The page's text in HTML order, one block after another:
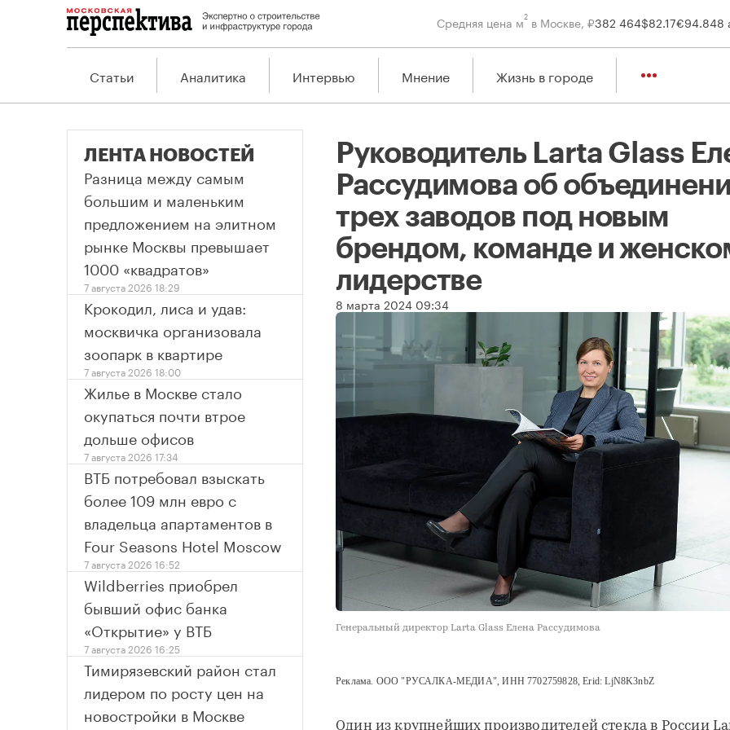
Средняя цена м2 в Москве, ₽382 464$82.17€94.848
Статьи Аналитика Интервью Мнение Жизнь в городе
Руководитель Larta Glass
Рассудимова об
трех заводов под новым
брендом, команде и
лидерстве
8 марта 2024 09:34
Генеральный директор Larta Glass Елена Рассудимова
Реклама. ООО "РУСАЛКА-МЕДИА", ИНН 7702759828, Erid: LjN8K3nbZ
Один из крупнейших производителей стекла в России
ЛЕНТА НОВОСТЕЙ
Разница между самым
большим и маленьким
предложением на элитном
рынке Москвы превышает
1000 «квадратов»
7 августа 2026 18:29
Крокодил, лиса и удав:
москвичка организовала
зоопарк в квартире
7 августа 2026 18:00
Жилье в Москве стало
окупаться почти втрое
дольше офисов
7 августа 2026 17:34
ВТБ потребовал взыскать
более 109 млн евро с
владельца апартаментов в
Four Seasons Hotel Moscow
7 августа 2026 16:52
Wildberries приобрел
бывший офис банка
«Открытие» у ВТБ
7 августа 2026 16:25
Тимирязевский район стал
лидером по росту цен на
новостройки в Москве